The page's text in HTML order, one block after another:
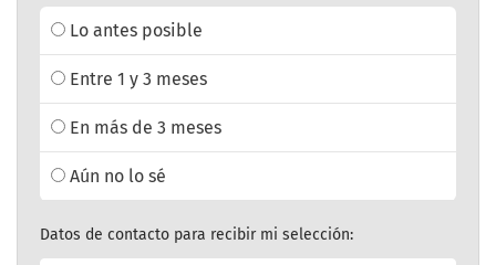
Lo antes posible
Entre 1 y 3 meses
En más de 3 meses
Aún no lo sé
Datos de contacto para recibir mi selección: